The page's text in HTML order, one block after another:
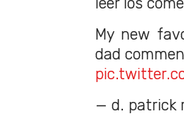
My new
dad
— d. patrick